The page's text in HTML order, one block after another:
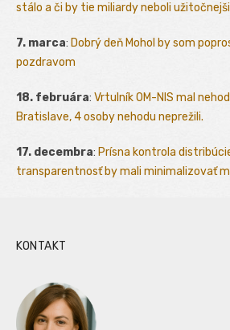
stálo a či by tie miliardy neboli
7. marca: Dobrý deň Mohol by som
pozdravom
18. februára: Vrtulník OM-NIS mal
Bratislave, 4 osoby nehodu neprežili.
17. decembra: Prísna kontrola
transparentnosť by mali minimalizovať
KONTAKT